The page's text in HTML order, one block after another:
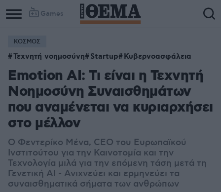
Games
ΚΟΣΜΟΣ
Τεχνητή νοημοσύνη Startup Κυβερνοασφάλεια
Emotion AI: Τι είναι η Τεχνητή
Νοημοσύνη Συναισθημάτων
που αναμένεται να κυριαρχήσει
στο μέλλον
Ο Φεντερίκο Μένα, CEO του Ευρωπαϊκού
Ινστιτούτου για την Καινοτομία και την
Τεχνολογία μιλά για την επόμενη τάση μετά τη
Γενετική ΑΙ - Ανιχνεύει και ερμηνεύει τα
συναισθηματικά σήματα των ανθρώπων